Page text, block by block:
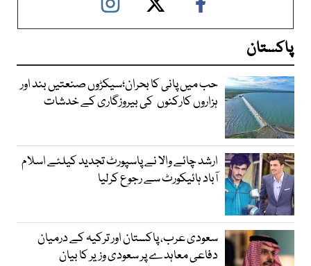
پاکستان
حب میں پانی کا بحران؛سیکڑوں صنعتیں بند اور
ہزاروں کارکنوں کی بیروزگاری کے خدشات
ارشد چائے والا نے پاسپورٹ تجدید کیلئے اسلام
آباد ہائیکورٹ سے رجوع کرلیا
سعودی عرب، پاکستان اور ترکیہ کے درمیان
دفاعی معاہدے پر سعودی وزیر کا بیان